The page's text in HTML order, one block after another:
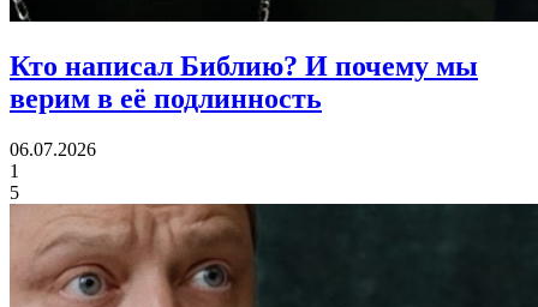
Кто написал Библию? И почему мы
верим в её подлинность
06.07.2026
1
5